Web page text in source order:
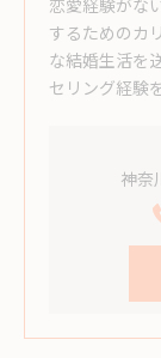
恋愛経験がな
するためのカ
な結婚生活を
セリング経験
神奈